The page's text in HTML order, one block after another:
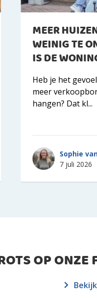
MEER
WEINIG TE
IS DE
Heb je het
meer
hangen? Dat kl...
Sophie
7 juli 2026
OP ONZE